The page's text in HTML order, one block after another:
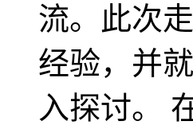
流。此次
经验，并
入探讨。